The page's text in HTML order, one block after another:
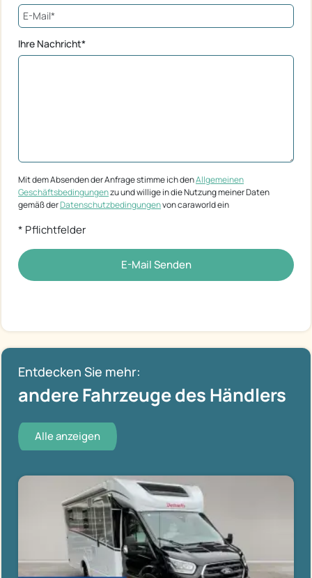
Ihre Nachricht*
Mit dem Absenden der Anfrage stimme ich denAllgemeinen
Geschäftsbedingungenzu und willige in die Nutzung meiner Daten
gemäß derDatenschutzbedingungenvon caraworld ein
* Pflichtfelder
E-Mail Senden
Entdecken Sie mehr:
andere Fahrzeuge des Händlers
Alle anzeigen